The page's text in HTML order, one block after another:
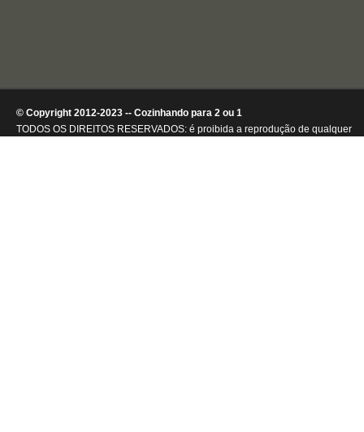
© Copyright 2012-2023 -- Cozinhando para 2 ou 1
TODOS OS DIREITOS RESERVADOS: é proibida a reprodução de qualquer